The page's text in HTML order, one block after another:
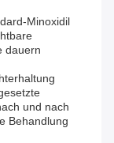
Minoxidil
dauern
und nach
Behandlung